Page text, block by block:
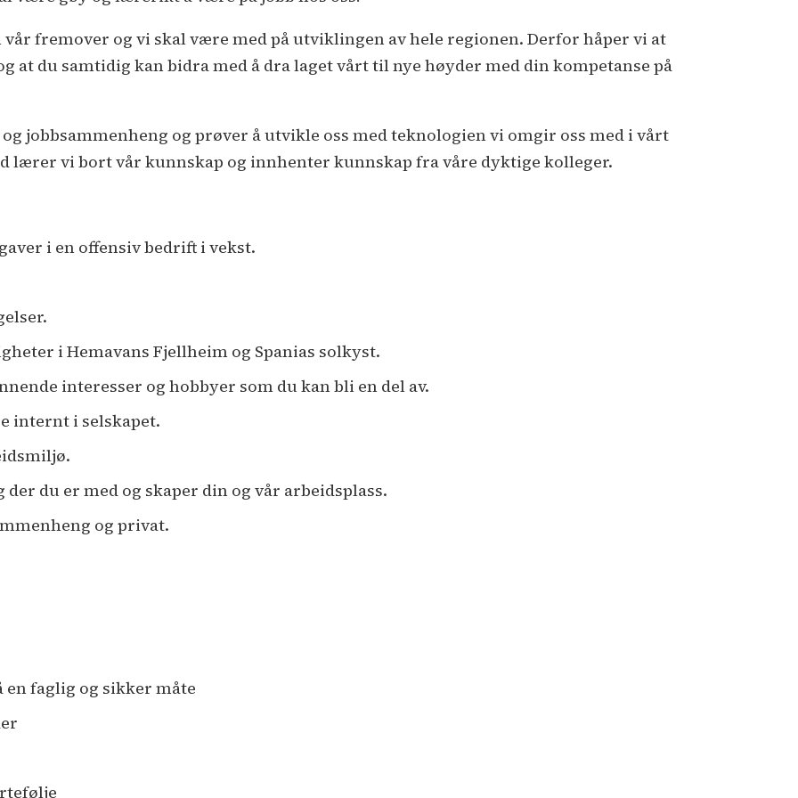
vår fremover og vi skal være med på utviklingen av hele regionen. Derfor håper vi at
at du samtidig kan bidra med å dra laget vårt til nye høyder med din kompetanse på
jobbsammenheng og prøver å utvikle oss med teknologien vi omgir oss med i vårt
lærer vi bort vår kunnskap og innhenter kunnskap fra våre dyktige kolleger.
i en offensiv bedrift i vekst.
i Hemavans Fjellheim og Spanias solkyst.
interesser og hobbyer som du kan bli en del av.
internt i selskapet.
du er med og skaper din og vår arbeidsplass.
og privat.
faglig og sikker måte